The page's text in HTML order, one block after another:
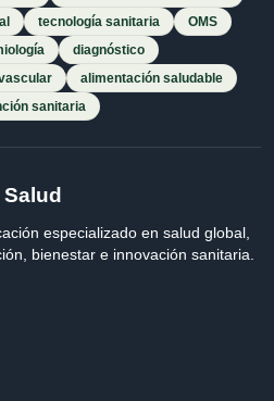
tecnología sanitaria
OMS
diagnóstico
alimentación saludable
sanitaria
especializado en salud global,
bienestar e innovación sanitaria.